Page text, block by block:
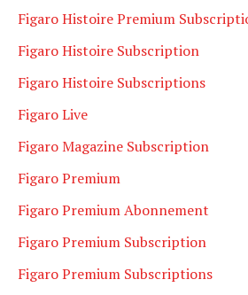
Figaro Histoire Premium
Figaro Histoire Subscription
Figaro Histoire Subscriptions
Figaro Live
Figaro Magazine Subscription
Figaro Premium
Figaro Premium Abonnement
Figaro Premium Subscription
Figaro Premium Subscriptions